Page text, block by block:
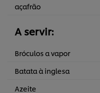
açafrão
A servir:
Bróculos a vapor
Batata à inglesa
Azeite